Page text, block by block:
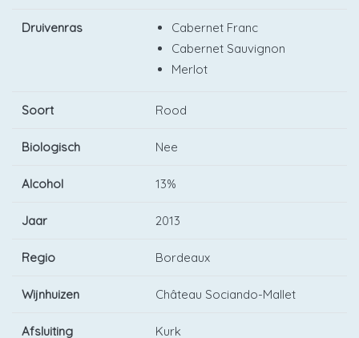
Druivenras
Cabernet Franc
Cabernet Sauvignon
Merlot
Soort Rood
Biologisch Nee
Alcohol 13%
Jaar 2013
Regio Bordeaux
Wijnhuizen Château Sociando-Mallet
Afsluiting Kurk